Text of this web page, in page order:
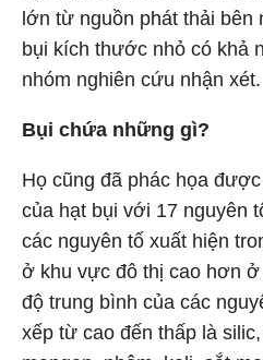
lớn từ nguồn phát thải bên
bụi kích thước nhỏ có khả
nhóm nghiên cứu nhận xét.
Bụi chứa những gì?
Họ cũng đã phác họa
của hạt bụi với 17 nguyên
các nguyên tố xuất hiện
ở khu vực đô thị cao hơn
độ trung bình của các
xếp từ cao đến thấp là